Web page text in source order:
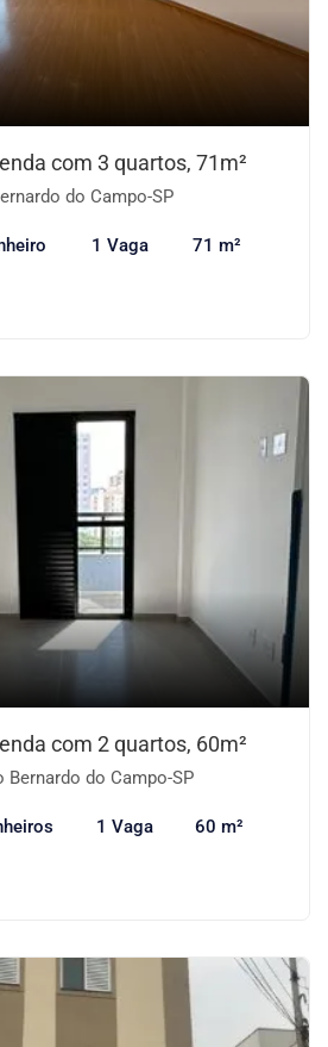
com 3 quartos, 71m²
do Campo-SP
1 Vaga 71 m²
com 2 quartos, 60m²
Bernardo do Campo-SP
1 Vaga 60 m²